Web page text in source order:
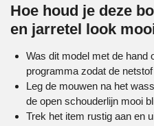
Hoe houd je deze
en jarretel look
Was dit model met de hand
programma zodat de
Leg de mouwen na het
de open schouderlijn mooi
Trek het item rustig aan en